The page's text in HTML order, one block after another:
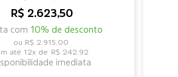
R$ 2.623,50
com 10% de desconto
R$ 2.915,00
12x de R$ 242,92
imediata